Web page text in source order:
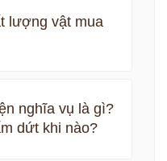
lượng vật mua
nghĩa vụ là gì?
dứt khi nào?